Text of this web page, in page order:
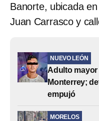
Banorte, ubicada
Juan Carrasco y
NUEVO LEÓN
Adulto
Monterrey;
empujó
MORELOS